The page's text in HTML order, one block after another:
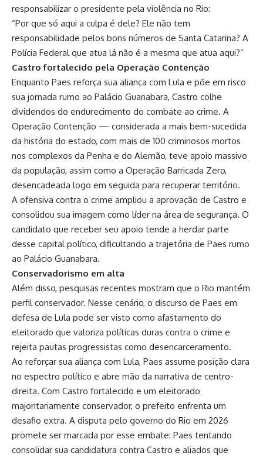
responsabilizar o presidente pela violência no Rio:
“Por que só aqui a culpa é dele? Ele não tem
responsabilidade pelos bons números de Santa Catarina? A
Polícia Federal que atua lá não é a mesma que atua aqui?”
Castro fortalecido pela Operação Contenção
Enquanto Paes reforça sua aliança com Lula e põe em risco
sua jornada rumo ao Palácio Guanabara, Castro colhe
dividendos do endurecimento do combate ao crime. A
Operação Contenção — considerada a mais bem-sucedida
da história do estado, com mais de 100 criminosos mortos
nos complexos da Penha e do Alemão, teve apoio massivo
da população, assim como a Operação Barricada Zero,
desencadeada logo em seguida para recuperar território.
A ofensiva contra o crime ampliou a aprovação de Castro e
consolidou sua imagem como líder na área de segurança. O
candidato que receber seu apoio tende a herdar parte
desse capital político, dificultando a trajetória de Paes rumo
ao Palácio Guanabara.
Conservadorismo em alta
Além disso, pesquisas recentes mostram que o Rio mantém
perfil conservador. Nesse cenário, o discurso de Paes em
defesa de Lula pode ser visto como afastamento do
eleitorado que valoriza políticas duras contra o crime e
rejeita pautas progressistas como desencarceramento.
Ao reforçar sua aliança com Lula, Paes assume posição clara
no espectro político e abre mão da narrativa de centro-
direita. Com Castro fortalecido e um eleitorado
majoritariamente conservador, o prefeito enfrenta um
desafio extra. A disputa pelo governo do Rio em 2026
promete ser marcada por esse embate: Paes tentando
consolidar sua candidatura contra Castro e aliados que